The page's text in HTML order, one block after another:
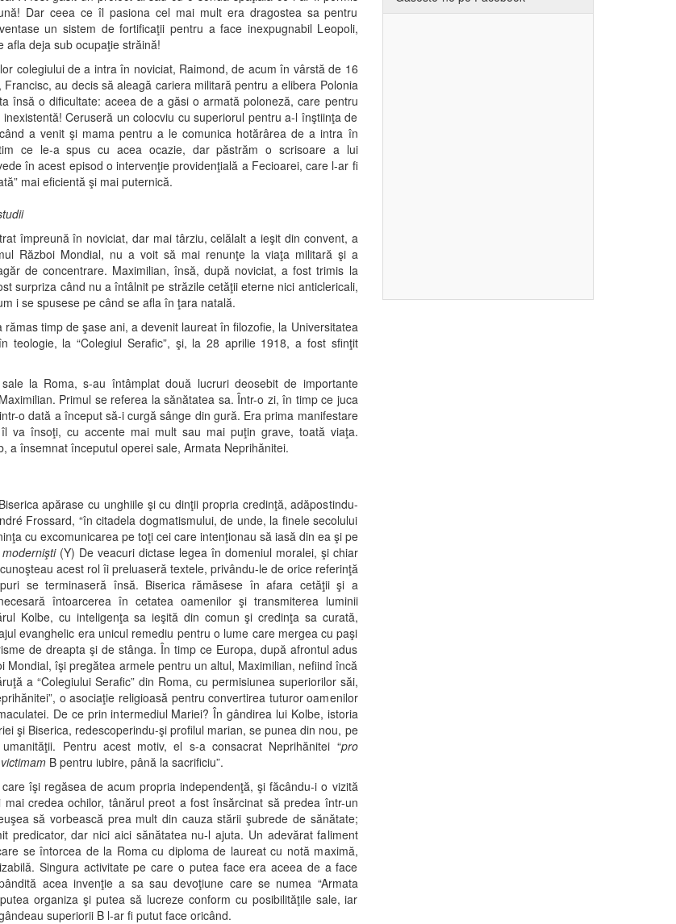
Dar ceea ce îl pasiona cel mai mult era dragostea sa pentru
un sistem de fortificaţii pentru a face inexpugnabil Leopoli,
afla deja sub ocupaţie străină!
colegiului de a intra în noviciat, Raimond, de acum în vârstă de 16
Francisc, au decis să aleagă cariera militară pentru a elibera Polonia
însă o dificultate: aceea de a găsi o armată poloneză, care pentru
Ceruseră un colocviu cu superiorul pentru a-l înştiinţa de
a venit şi mama pentru a le comunica hotărârea de a intra în
ce le-a spus cu acea ocazie, dar păstrăm o scrisoare a lui
în acest episod o intervenţie providenţială a Fecioarei, care l-ar fi
mai eficientă şi mai puternică.
împreună în noviciat, dar mai târziu, celălalt a ieşit din convent, a
Război Mondial, nu a voit să mai renunţe la viaţa militară şi a
de concentrare. Maximilian, însă, după noviciat, a fost trimis la
surpriza când nu a întâlnit pe străzile cetăţii eterne nici anticlericali,
i se spusese pe când se afla în ţara natală.
rămas timp de şase ani, a devenit laureat în filozofie, la Universitatea
teologie, la “Colegiul Serafic”, şi, la 28 aprilie 1918, a fost sfinţit
la Roma, s-au întâmplat două lucruri deosebit de importante
Primul se referea la sănătatea sa. Într-o zi, în timp ce juca
o dată a început să-i curgă sânge din gură. Era prima manifestare
va însoţi, cu accente mai mult sau mai puţin grave, toată viaţa.
a însemnat începutul operei sale, Armata Neprihănitei.
apărase cu unghiile şi cu dinţii propria credinţă, adăpostindu-
Frossard, “în citadela dogmatismului, de unde, la finele secolului
cu excomunicarea pe toţi cei care intenţionau să iasă din ea şi pe
modernişti(Y) De veacuri dictase legea în domeniul moralei, şi chiar
acest rol îi preluaseră textele, privându-le de orice referinţă
se terminaseră însă. Biserica rămăsese în afara cetăţii şi a
întoarcerea în cetatea oamenilor şi transmiterea luminii
Kolbe, cu inteligenţa sa ieşită din comun şi credinţa sa curată,
evanghelic era unicul remediu pentru o lume care mergea cu paşi
de dreapta şi de stânga. În timp ce Europa, după afrontul adus
Mondial, îşi pregătea armele pentru un altul, Maximilian, nefiind încă
a “Colegiului Serafic” din Roma, cu permisiunea superiorilor săi,
o asociaţie religioasă pentru convertirea tuturor oamenilor
De ce prin intermediul Mariei? În gândirea lui Kolbe, istoria
şi Biserica, redescoperindu-şi profilul marian, se punea din nou, pe
Pentru acest motiv, el s-a consacrat Neprihănitei “pro
B pentru iubire, până la sacrificiu”.
îşi regăsea de acum propria independenţă, şi făcându-i o vizită
mai credea ochilor, tânărul preot a fost însărcinat să predea într-un
să vorbească prea mult din cauza stării şubrede de sănătate;
predicator, dar nici aici sănătatea nu-l ajuta. Un adevărat faliment
se întorcea de la Roma cu diploma de laureat cu notă maximă,
Singura activitate pe care o putea face era aceea de a face
acea invenţie a sa sau devoţiune care se numea “Armata
organiza şi putea să lucreze conform cu posibilităţile sale, iar
superiorii B l-ar fi putut face oricând.